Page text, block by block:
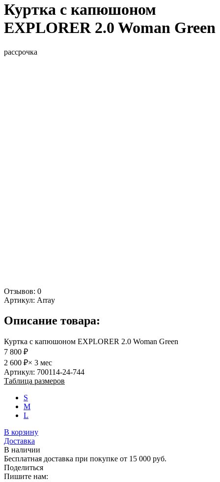
Куртка с капюшоном
EXPLORER 2.0 Woman Green
рассрочка
Отзывов: 0
Артикул: Array
Описание товара:
Куртка с капюшоном EXPLORER 2.0 Woman Green
7 800 ₽
2 600 ₽× 3 мес
Артикул: 700114-24-744
Таблица размеров
S
M
L
В корзину
Доставка
В наличии
Бесплатная доставка при покупке от 15 000 руб.
Поделиться
Пишите нам: